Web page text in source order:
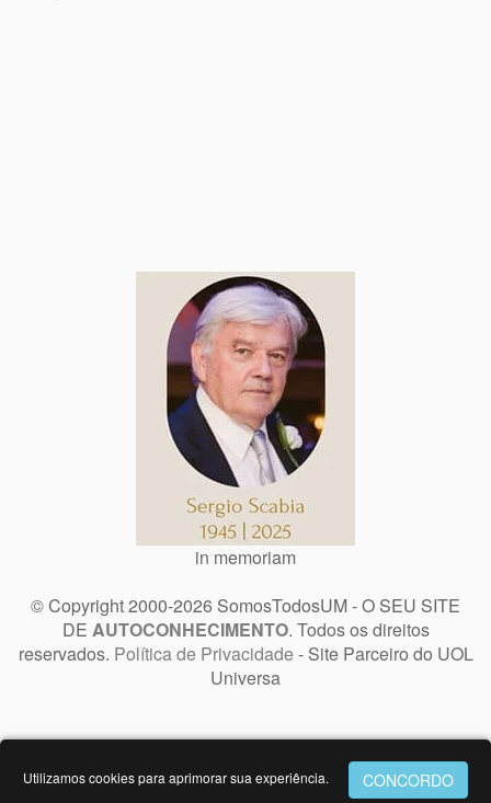
in memoriam
© Copyright 2000-2026 SomosTodosUM - O SEU SITE
DE AUTOCONHECIMENTO. Todos os direitos
reservados. Política de Privacidade - Site Parceiro do UOL
Universa
Utilizamos cookies para aprimorar sua experiência.